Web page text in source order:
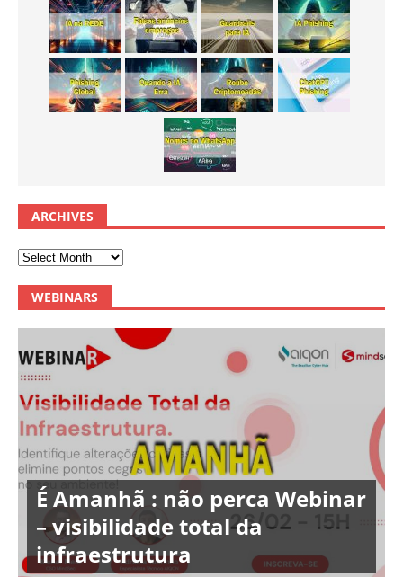
ARCHIVES
WEBINARS
É Amanhã : não perca Webinar
– visibilidade total da
infraestrutura